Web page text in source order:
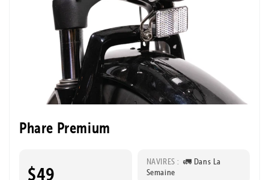
Phare Premium
$49
NAVIRES : 🚛 Dans La
Semaine